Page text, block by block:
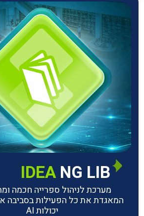
IDEANG LIB
מערכת לניהול ספרייה חכמה
המאגדת את כל הפעילות בסביבה
יכולות AI